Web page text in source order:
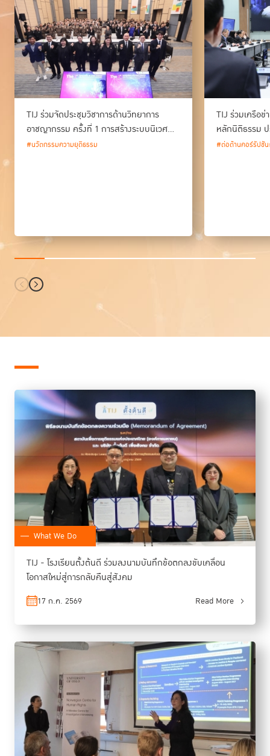
TIJ ร่วมจัดประชุมวิชาการด้านวิทยาการ
อาชญากรรม ครั้งที่ 1 การสร้างระบบนิเวศ
ด้านวิทยาการอาชญากรรม และนวัตกรรม
#นวัตกรรมความยุติธรรม
TIJ ร่วมเครือ
หลักนิติธรรม ป
#ต่อต้านคอร์รัปชัน
What We Do
TIJ - โรงเรียนตั้งต้นดี ร่วมลงนามบันทึกข้อตกลงขับเคลื่อน
โอกาสใหม่สู่การกลับคืนสู่สังคม
17 ก.ค. 2569 Read More